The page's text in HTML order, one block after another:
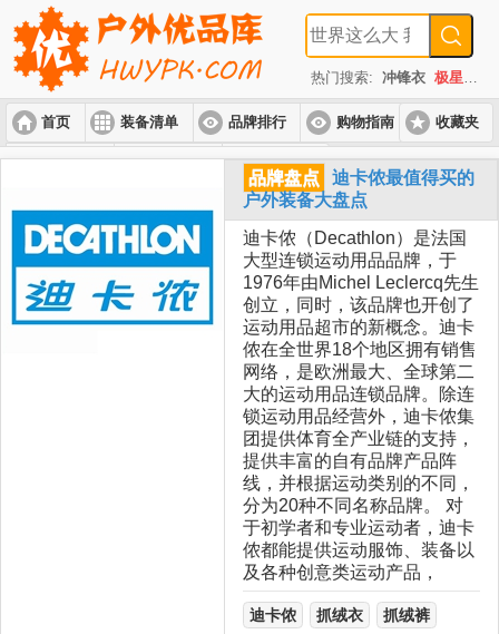
热门搜索: 冲锋衣 极星
首页 装备清单 品牌排行 购物指南
入门套装 进阶套装 高端套装
收藏夹
品牌盘点
迪卡侬最值得买的
户外装备大盘点
迪卡侬（Decathlon）是法国
大型连锁运动用品品牌，于
1976年由Michel Leclercq先生
创立，同时，该品牌也开创了
运动用品超市的新概念。迪卡
侬在全世界18个地区拥有销售
网络，是欧洲最大、全球第二
大的运动用品连锁品牌。除连
锁运动用品经营外，迪卡侬集
团提供体育全产业链的支持，
提供丰富的自有品牌产品阵
线，并根据运动类别的不同，
分为20种不同名称品牌。 对
于初学者和专业运动者，迪卡
侬都能提供运动服饰、装备以
及各种创意类运动产品，
迪卡侬 抓绒衣
抓绒裤